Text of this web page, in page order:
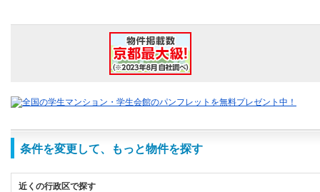
条件を変更して、もっと物件を探す
近くの行政区で探す